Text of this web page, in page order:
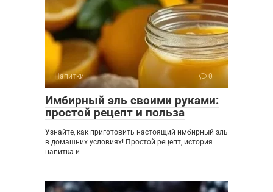
Напитки 0
Имбирный эль своими руками:
простой рецепт и польза
Узнайте, как приготовить настоящий имбирный эль
в домашних условиях! Простой рецепт, история
напитка и